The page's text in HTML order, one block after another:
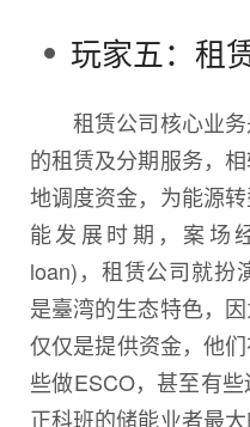
玩家五：租
租赁公司核心业务
的租赁及分期服务，
地调度资金，为能源
能发展时期，案场
loan)，租赁公司就扮
是臺湾的生态特色，
仅仅是提供资金，他
些做ESCO，甚至有
正科班的储能业者最